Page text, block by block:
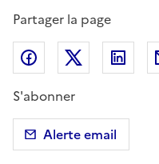
Partager la page
Partager surPartager
S'abonner
Alerte email